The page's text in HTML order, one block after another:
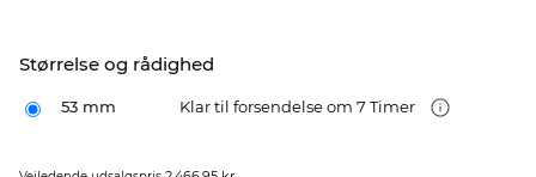
Størrelse og rådighed
53 mm Klar til forsendelse om 7 Timer